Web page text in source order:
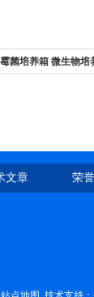
菌培养箱 微生物培
文章 荣